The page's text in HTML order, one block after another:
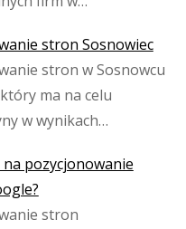
stron Sosnowiec
stron w Sosnowcu
ma na celu
w wynikach…
na pozycjonowanie
stron